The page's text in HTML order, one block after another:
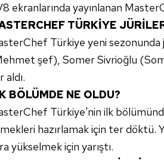
ekranlarında yayınlanan
TÜRKİYE
Türkiye yeni sezonunda
şef), Somer Sivrioğlu
aldı.
BÖLÜMDE NE OLDU?
Türkiye'nin ilk
hazırlamak için ter döktü.
yükselmek için yarıştı.